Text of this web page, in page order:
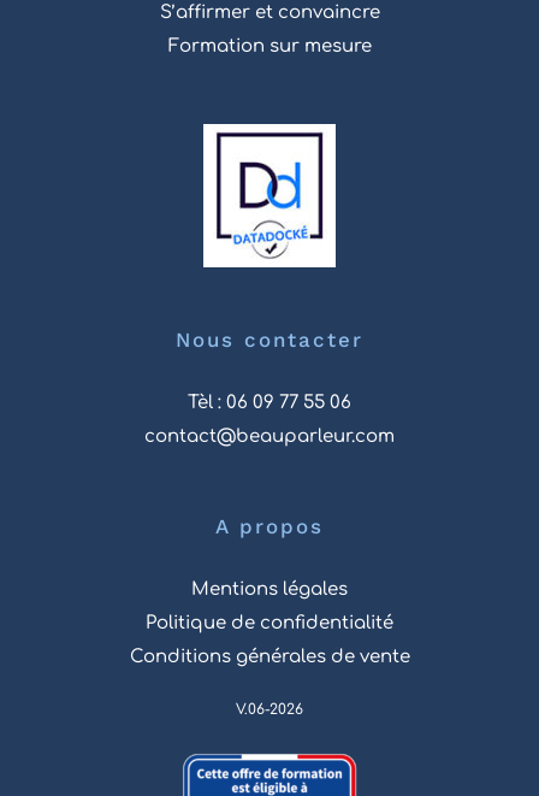
S’affirmer et convaincre
Formation sur mesure
Nous contacter
Tèl : 06 09 77 55 06
contact@beauparleur.com
A propos
Mentions légales
Politique de confidentialité
Conditions générales de vente
V.06-2026